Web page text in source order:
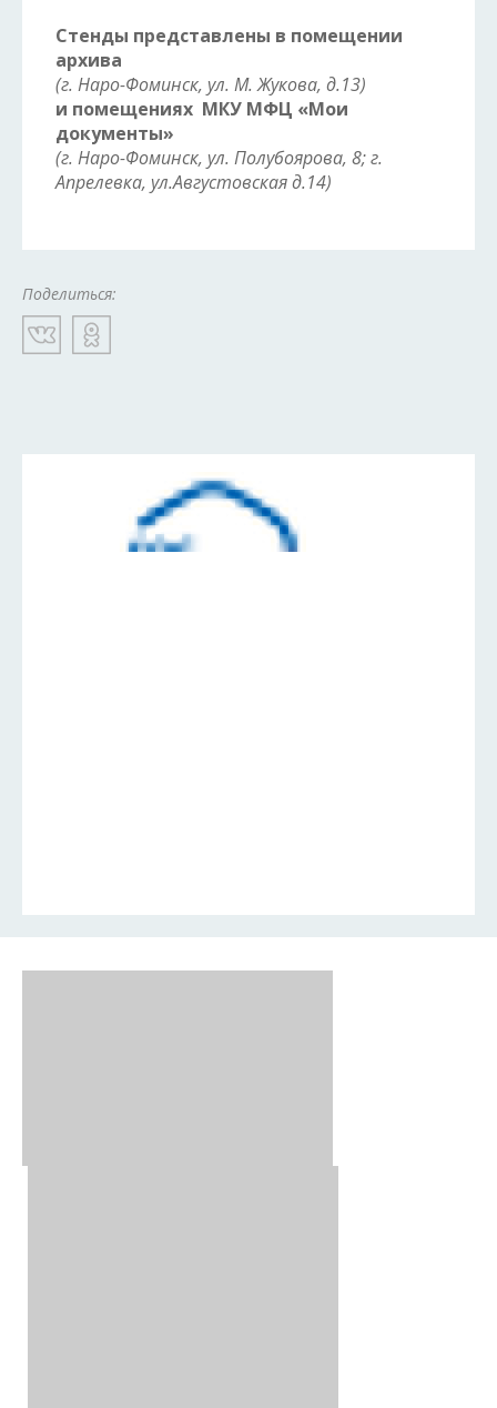
Стенды представлены в помещении
архива
(г. Наро-Фоминск, ул. М. Жукова, д.13)
и помещениях МКУ МФЦ «Мои
документы»
(г. Наро-Фоминск, ул. Полубоярова, 8; г.
Апрелевка, ул.Августовская д.14)
Поделиться: